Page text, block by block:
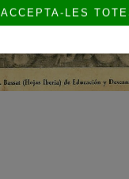
ACCEPTA-LES